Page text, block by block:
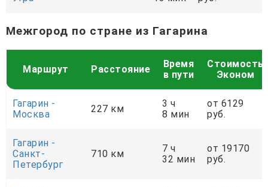
Межгород по стране из Гагарина
Маршрут Расстояние
Время
в пути
Стоимость
Эконом
Гагарин -
Москва
227 км
3 ч
8 мин
от 6129
руб.
Гагарин -
Санкт-
Петербург
710 км
7 ч
32 мин
от 19170
руб.